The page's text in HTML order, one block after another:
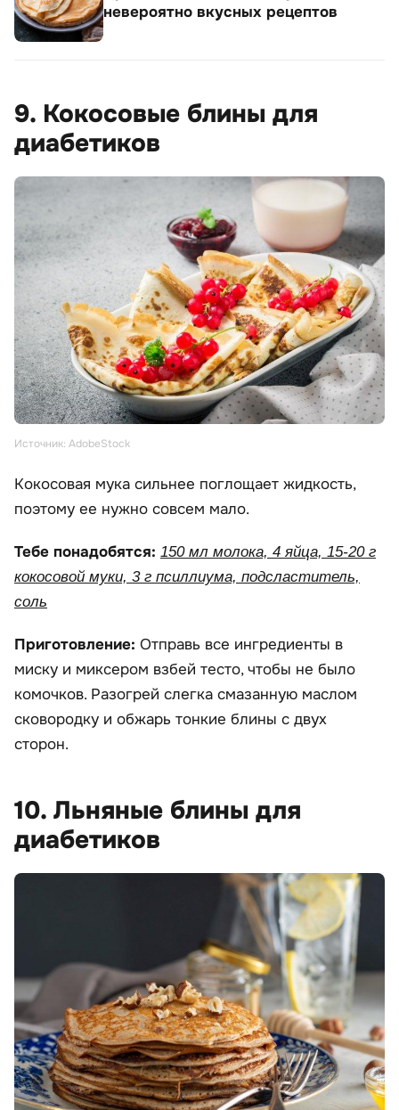
невероятно вкусных рецептов
9. Кокосовые блины для
диабетиков
Источник: AdobeStock
Кокосовая мука сильнее поглощает жидкость,
поэтому ее нужно совсем мало.
Тебе понадобятся: 150 мл молока, 4 яйца, 15-20 г
кокосовой муки, 3 г псиллиума, подсластитель,
соль
Приготовление: Отправь все ингредиенты в
миску и миксером взбей тесто, чтобы не было
комочков. Разогрей слегка смазанную маслом
сковородку и обжарь тонкие блины с двух
сторон.
10. Льняные блины для
диабетиков